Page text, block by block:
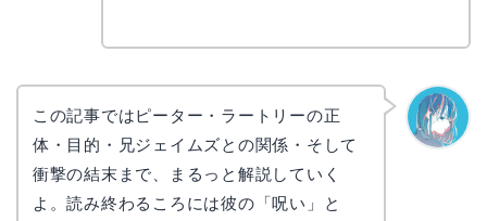
この記事ではピーター・ラートリーの正
体・目的・兄ジェイムズとの関係・そして
衝撃の結末まで、まるっと解説していく
よ。読み終わるころには彼の「呪い」と